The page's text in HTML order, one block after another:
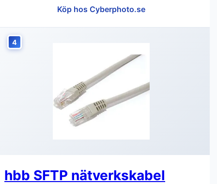
Köp hos Cyberphoto.se
4
hbb SFTP nätverkskabel